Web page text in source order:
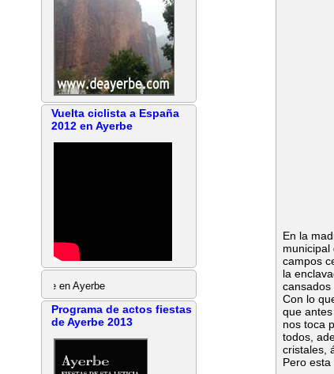
En la
municipal
campos
la
cansados
Con lo
que
nos toca
todos,
cristales,
Pero
Vuelta ciclista a España
2012 en Ayerbe
en Ayerbe
Programa de actos fiestas
de Ayerbe 2013